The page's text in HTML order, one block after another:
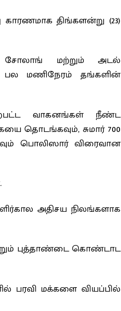
காரணமாக திங்களன்று (23)
சோலாங் மற்றும் அடல்
பல மணிநேரம் தங்களின்
மேற்பட்ட வாகனங்கள் நீண்ட
தொடங்கவும், சுமார் 700
பொலிஸார் விரைவான
அதிசய நிலங்களாக
புத்தாண்டை கொண்டாட
பரவி மக்களை வியப்பில்